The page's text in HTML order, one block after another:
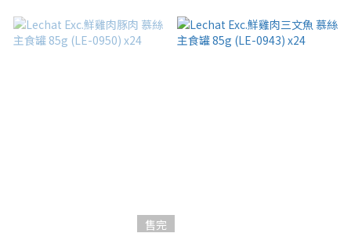
售完